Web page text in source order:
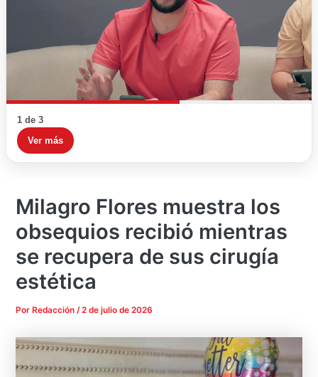
1 de 3
Ver más
Milagro Flores muestra los
obsequios recibió mientras
se recupera de sus cirugía
estética
Por Redacción/2 de julio de 2026